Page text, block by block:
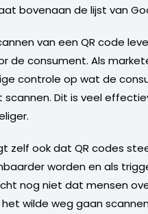
bovenaan de lijst van
van een QR code
de consument. Als
controle op wat de
scannen. Dit is veel
zelf ook dat QR codes
worden en als
nog niet dat mensen
het wilde weg gaan